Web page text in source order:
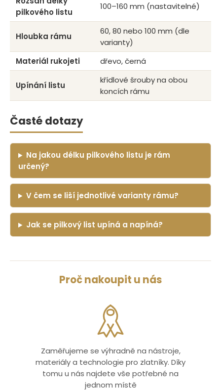
pilkového listu
100–160 mm (nastavitelné)
Hloubka rámu
60, 80 nebo 100 mm (dle
varianty)
Materiál rukojeti
dřevo, černá
Upínání listu
křídlové šrouby na obou
koncích rámu
Časté dotazy
Na jakou délku pilkového listu je rám
určený?
V čem se liší jednotlivé varianty rámu?
Jak se pilkový list upíná a napíná?
Proč nakoupit u nás
Zaměřujeme se výhradně na nástroje,
materiály a technologie pro zlatníky. Díky
tomu u nás najdete vše potřebné na
jednom místě